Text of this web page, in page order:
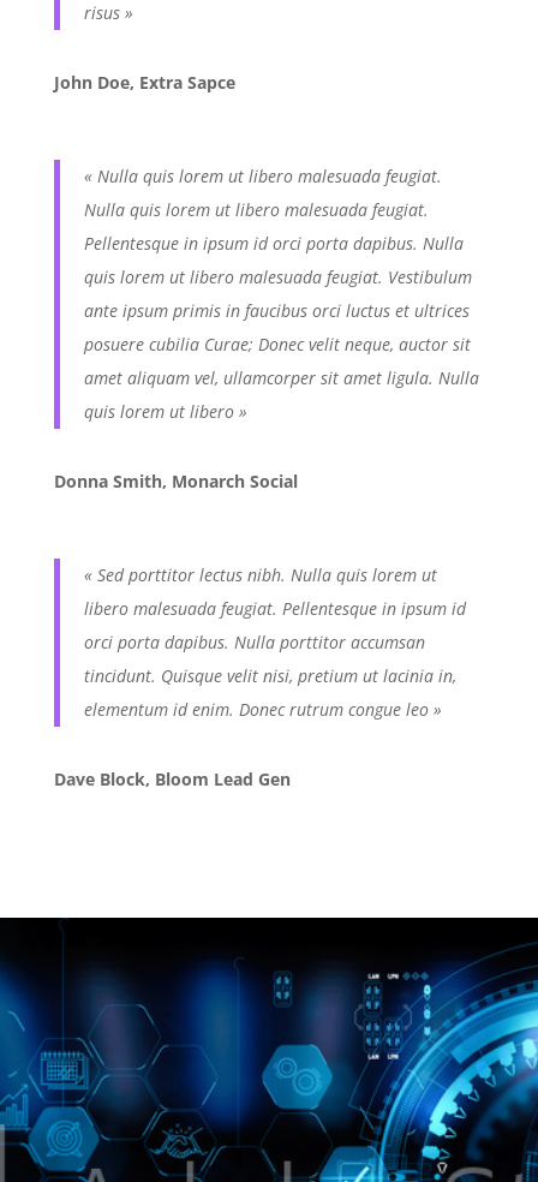
risus »
John Doe, Extra Sapce
« Nulla quis lorem ut libero malesuada feugiat.
Nulla quis lorem ut libero malesuada feugiat.
Pellentesque in ipsum id orci porta dapibus. Nulla
quis lorem ut libero malesuada feugiat. Vestibulum
ante ipsum primis in faucibus orci luctus et ultrices
posuere cubilia Curae; Donec velit neque, auctor sit
amet aliquam vel, ullamcorper sit amet ligula. Nulla
quis lorem ut libero »
Donna Smith, Monarch Social
« Sed porttitor lectus nibh. Nulla quis lorem ut
libero malesuada feugiat. Pellentesque in ipsum id
orci porta dapibus. Nulla porttitor accumsan
tincidunt. Quisque velit nisi, pretium ut lacinia in,
elementum id enim. Donec rutrum congue leo »
Dave Block, Bloom Lead Gen